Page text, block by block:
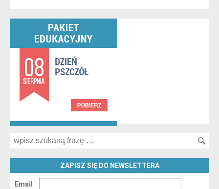
Search for:
ZAPISZ SIĘ DO NEWSLETTERA
Email